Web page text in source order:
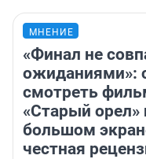
МНЕНИЕ
«Финал не
ожиданиями»:
смотреть
«Старый орел»
большом
честная